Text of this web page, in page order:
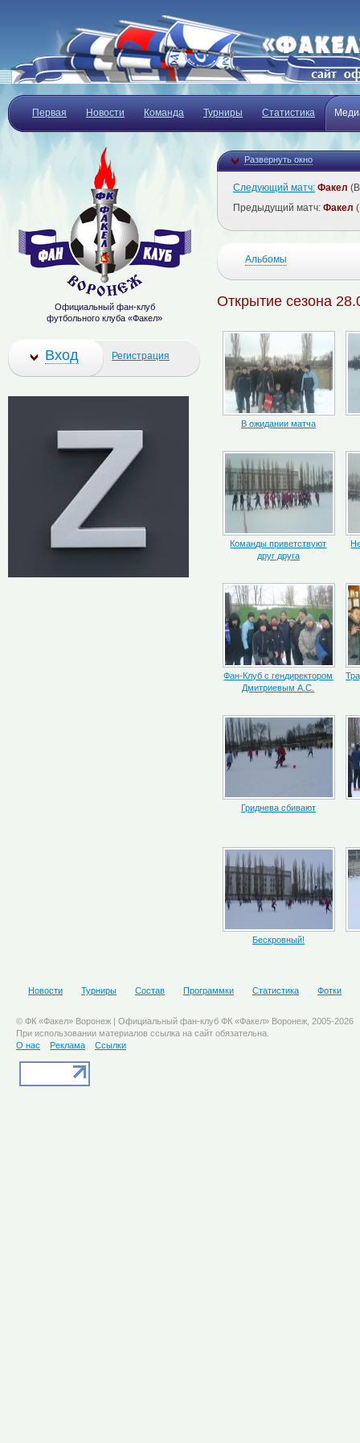
Первая Новости Команда Турниры Статистика
Развернуть окно
Следующий матч: Факел
Предыдущий матч: Факел
Альбомы
Открытие сезона
В ожидании матча
Команды приветствуют
друг друга
Фан-Клуб с гендиректором
Дмитриевым А.С.
Гриднева сбивают
Бескровный!
Официальный фан-клуб
футбольного клуба «Факел»
Вход Регистрация
Новости Турниры Состав Программки Статистика Фотки
© ФК «Факел» Воронеж | Официальный фан-клуб ФК «Факел» Воронеж, 2005-2026
При использовании материалов ссылка на сайт обязательна.
О нас
Реклама Ссылки